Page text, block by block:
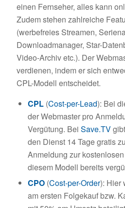
einen Fernseher, alles kann
Zudem stehen zahlreiche
(werbefreies Streamen,
Downloadmanager, Star-
Video-Archiv etc.). Der
verdienen, indem er sich
CPL-Modell entscheidet.
CPL(Cost-per-Lead): Bei
der Webmaster pro
Vergütung. Bei Save.TV
den Dienst 14 Tage gratis
Anmeldung zur
diesem Modell bereits
CPO(Cost-per-Order): Hier
am ersten Folgekauf bzw.